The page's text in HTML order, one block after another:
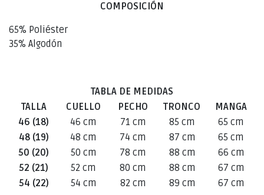
COMPOSICIÓN
65% Poliéster
35% Algodón
TABLA DE MEDIDAS
TALLA
CUELLO PECHO TRONCO
MANGA
46 (18)
46 cm 71 cm 85 cm
65 cm
48 (19)
48 cm 74 cm 87 cm
65 cm
50 (20)
50 cm 78 cm 88 cm
66 cm
52 (21)
52 cm 80 cm 88 cm
67 cm
54 (22)
54 cm 82 cm 89 cm 67 cm